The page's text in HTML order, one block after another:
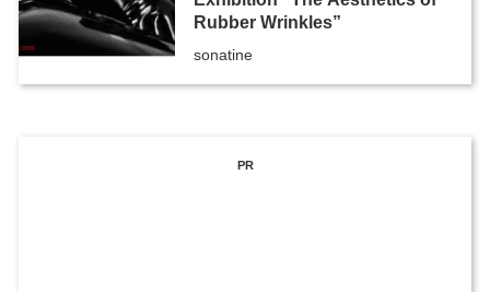
Rubber Wrinkles”
sonatine
PR